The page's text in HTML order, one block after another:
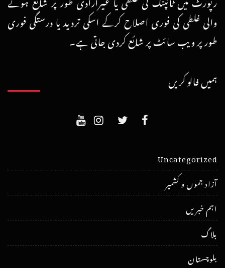
والی غلطی کی فوری اصلاح کرکے اسکی تردید یا درستگی فوری
طور پر ویب سائٹ پر شائع کردی جاتی ہے۔
ہمیں فالو کریں
Uncategorized
آزاد جموں و کشمیر
اہم خبریں
بلاگ
بلوچستان